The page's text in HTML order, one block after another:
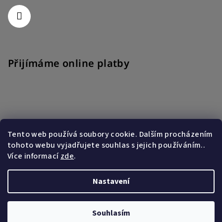
Tento web používá soubory cookie. Dalším procházením
tohoto webu vyjadřujete souhlas s jejich používáním..
Více informacízde.
Nastavení
Souhlasím
Přijímáme online platby
Nákupní košík
0ks /0 Kč